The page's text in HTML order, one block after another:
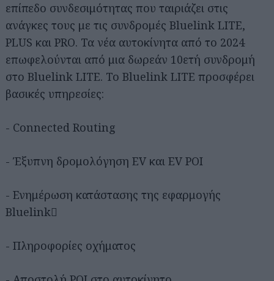
επίπεδο συνδεσιμότητας που ταιριάζει στις
ανάγκες τους με τις συνδρομές Bluelink LITE,
PLUS και PRO. Τα νέα αυτοκίνητα από το 2024
επωφελούνται από μια δωρεάν 10ετή συνδρομή
στο Bluelink LITE. Το Bluelink LITE προσφέρει
βασικές υπηρεσίες:
- Connected Routing
- Έξυπνη δρομολόγηση EV και EV POI
- Ενημέρωση κατάστασης της εφαρμογής
Bluelink
- Πληροφορίες οχήματος